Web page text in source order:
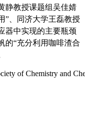
静教授课题组吴佳婧
”、同济大学王磊教授
器中实现的主要瓶颈
的“充分利用咖啡渣合